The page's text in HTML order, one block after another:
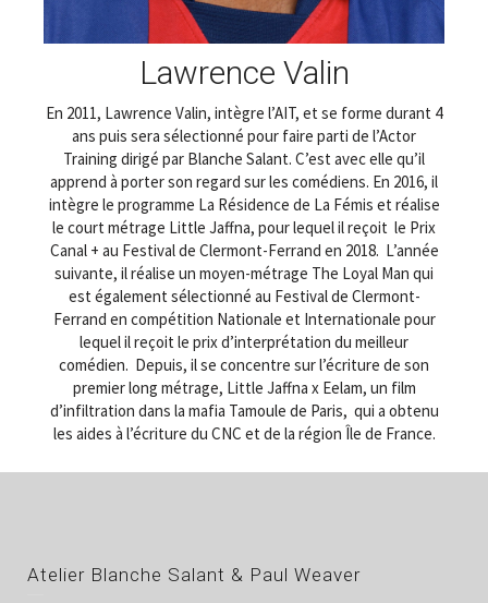
Lawrence Valin
En 2011, Lawrence Valin, intègre l’AIT, et se forme durant 4
ans puis sera sélectionné pour faire parti de l’Actor
Training dirigé par Blanche Salant. C’est avec elle qu’il
apprend à porter son regard sur les comédiens. En 2016, il
intègre le programme La Résidence de La Fémis et réalise
le court métrage Little Jaffna, pour lequel il reçoit le Prix
Canal + au Festival de Clermont-Ferrand en 2018. L’année
suivante, il réalise un moyen-métrage The Loyal Man qui
est également sélectionné au Festival de Clermont-
Ferrand en compétition Nationale et Internationale pour
lequel il reçoit le prix d’interprétation du meilleur
comédien. Depuis, il se concentre sur l’écriture de son
premier long métrage, Little Jaffna xEelam, un film
d’infiltration dans la mafia Tamoule de Paris, qui a obtenu
les aides à l’écriture du CNC et de la région Île de France.
Atelier Blanche Salant & Paul Weaver